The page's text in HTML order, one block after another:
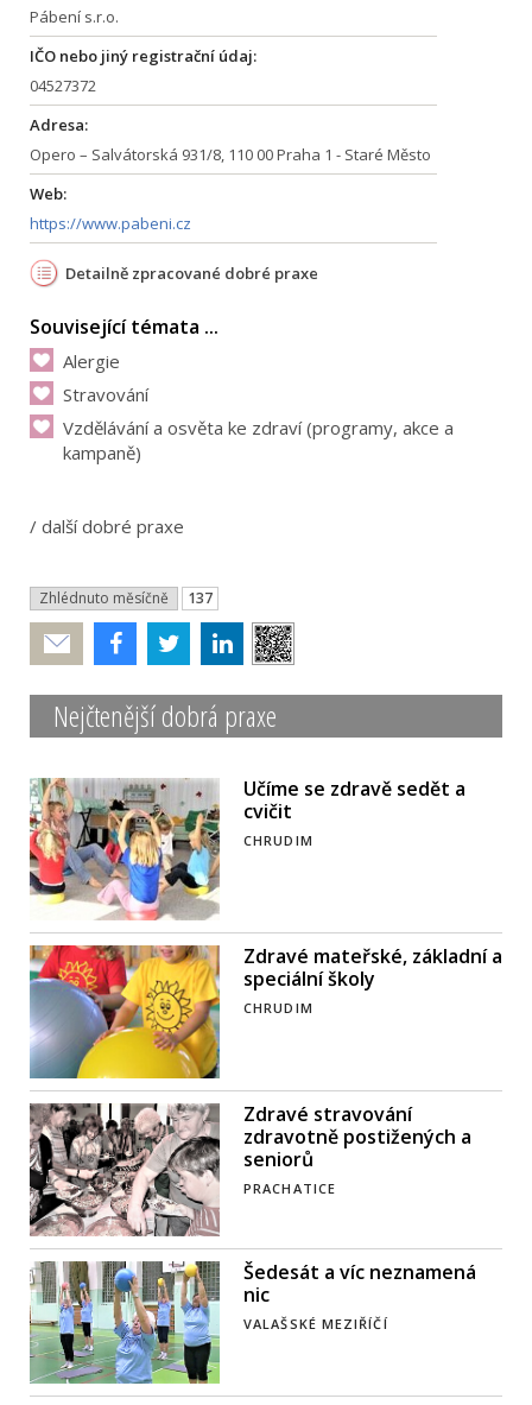
Pábení s.r.o.
IČO nebo jiný registrační údaj:
04527372
Adresa:
Opero – Salvátorská 931/8, 110 00 Praha 1 - Staré Město
Web:
https://www.pabeni.cz
Detailně zpracované dobré praxe
Související témata ...
Alergie
Stravování
Vzdělávání a osvěta ke zdraví (programy, akce a
kampaně)
/ další dobré praxe
Zhlédnuto měsíčně 137
Poslat
Nejčtenější dobrá praxe
Učíme se zdravě sedět a
cvičit
CHRUDIM
Zdravé mateřské, základní a
speciální školy
CHRUDIM
Zdravé stravování
zdravotně postižených a
seniorů
PRACHATICE
Šedesát a víc neznamená
nic
VALAŠSKÉ MEZIŘÍČÍ